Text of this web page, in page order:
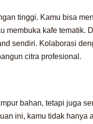
tinggi. Kamu bisa
membuka kafe tematik.
sendiri. Kolaborasi
citra profesional.
bahan, tetapi juga
ini, kamu tidak hanya